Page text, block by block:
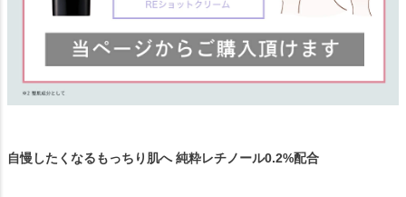
自慢したくなるもっちり肌へ 純粋レチノール0.2%配合